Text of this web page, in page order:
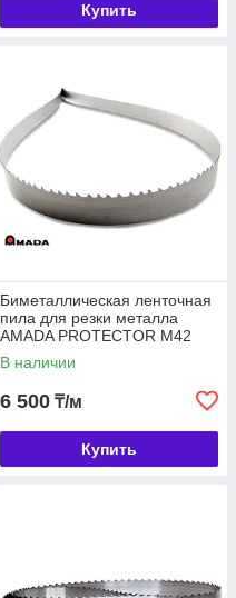
Купить
Биметаллическая ленточная
пила для резки металла
AMADA PROTECTOR M42
1.1, 34
В наличии
6 500 ₸/м
Купить